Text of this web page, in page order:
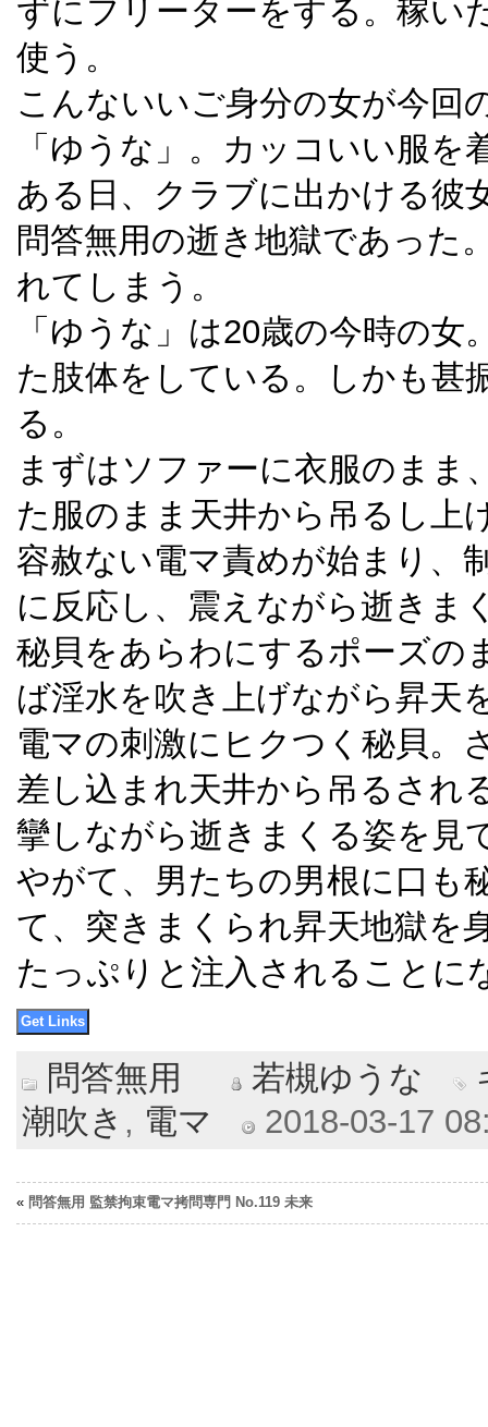
ずにフリーターをする。稼い
使う。
こんないいご身分の女が今回
「ゆうな」。カッコいい服
ある日、クラブに出かける彼
問答無用の逝き地獄であった
れてしまう。
「ゆうな」は20歳の今時の
た肢体をしている。しかも甚
る。
まずはソファーに衣服のまま
た服のまま天井から吊るし上
容赦ない電マ責めが始まり、
に反応し、震えながら逝きま
秘貝をあらわにするポーズの
ば淫水を吹き上げながら昇天
電マの刺激にヒクつく秘貝。
差し込まれ天井から吊るされ
攣しながら逝きまくる姿を見
やがて、男たちの男根に口も
て、突きまくられ昇天地獄を
たっぷりと注入されることに
問答無用 若槻ゆうな
潮吹き , 電マ 2018-03-17
« 問答無用 監禁拘束電マ拷問専門 No.119 未来